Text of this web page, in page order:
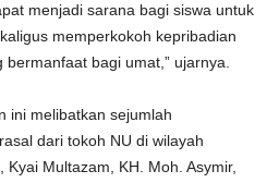
menjadi sarana bagi siswa untuk
memperkokoh kepribadian
bagi umat,” ujarnya.
ini melibatkan sejumlah
dari tokoh NU di wilayah
Multazam, KH. Moh. Asymir,